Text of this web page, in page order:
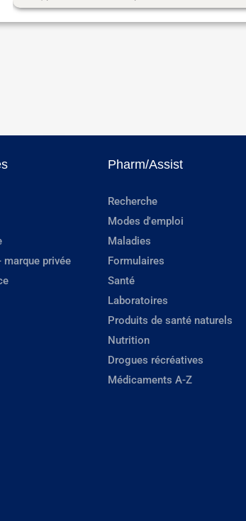
marque privée
Pharm/Assist
Recherche
Modes d'emploi
Maladies
Formulaires
Santé
Laboratoires
Produits de santé naturels
Nutrition
Drogues récréatives
Médicaments A-Z